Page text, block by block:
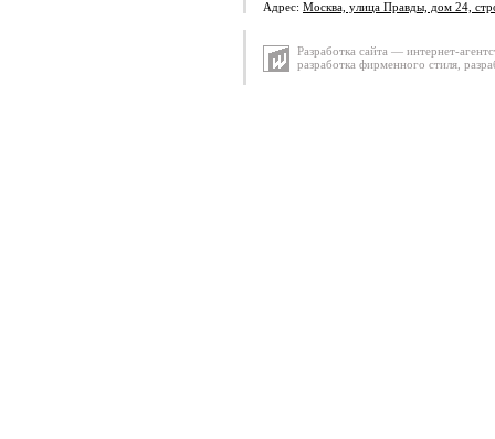
Адрес: Москва, улица Правды, дом 24,
Разработка сайта — интернет-
разработка фирменного стиля